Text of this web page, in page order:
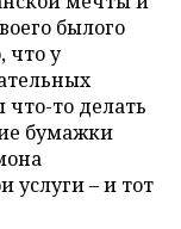
былого
что у
что-то делать
бумажки
услуги – и тот